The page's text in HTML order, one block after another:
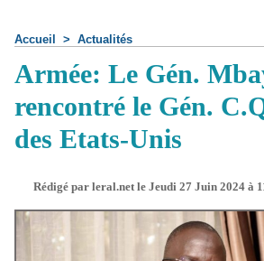
Accueil > Actualités
Armée: Le Gén.
rencontré le Gén.
des Etats-Unis
Rédigé par leral.net le Jeudi 27 Juin 2024 à